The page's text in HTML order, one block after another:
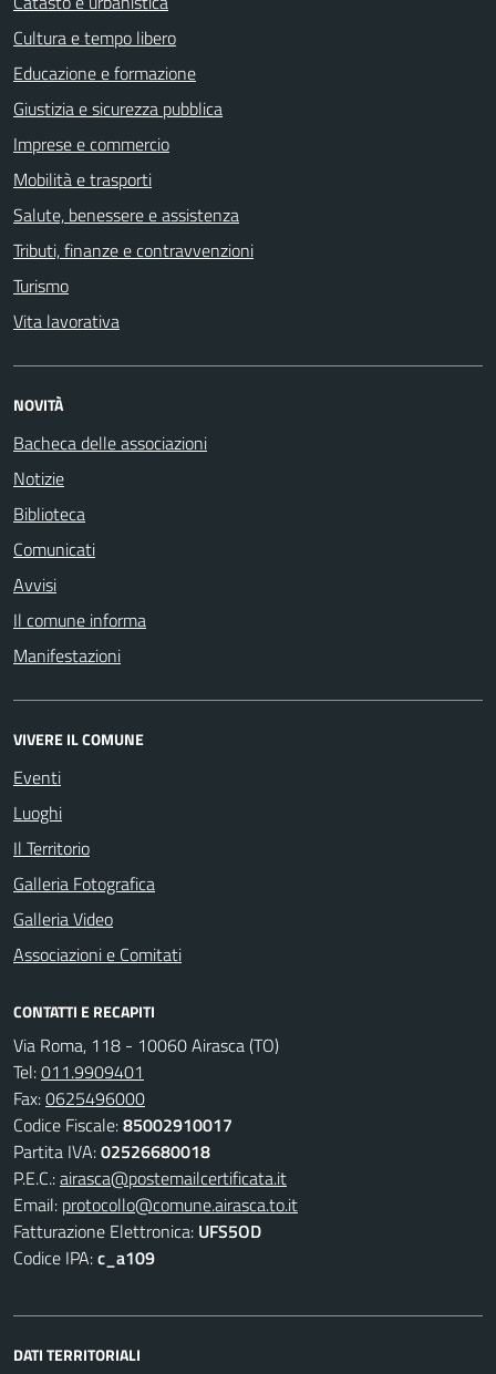
Cultura e tempo libero
Educazione e formazione
Giustizia e sicurezza pubblica
Imprese e commercio
Mobilità e trasporti
Salute, benessere e assistenza
Tributi, finanze e contravvenzioni
Turismo
Vita lavorativa
NOVITÀ
Bacheca delle associazioni
Notizie
Biblioteca
Comunicati
Avvisi
Il comune informa
Manifestazioni
VIVERE IL COMUNE
Eventi
Luoghi
Il Territorio
Galleria Fotografica
Galleria Video
Associazioni e Comitati
CONTATTI E RECAPITI
Via Roma, 118 - 10060 Airasca (TO)
Tel:011.9909401
Fax:0625496000
Codice Fiscale:85002910017
Partita IVA:02526680018
P.E.C.:airasca@postemailcertificata.it
Email: protocollo@comune.airasca.to.it
Fatturazione Elettronica: UFS5OD
Codice IPA:c_a109
DATI TERRITORIALI